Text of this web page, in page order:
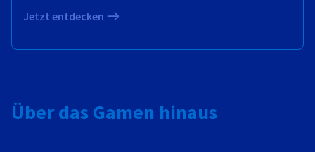
Jetzt entdecken
Über das Gamen hinaus